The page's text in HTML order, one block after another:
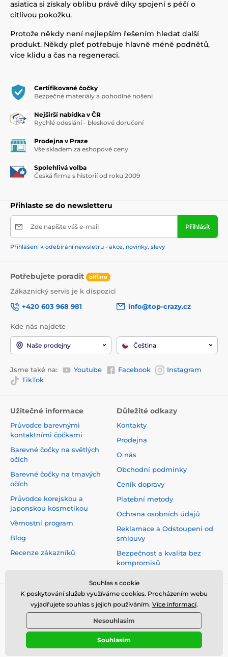
asiatica si získaly oblibu právě díky spojení s péčí o
citlivou pokožku.
Protože někdy není nejlepším řešením hledat další
produkt. Někdy pleť potřebuje hlavně méně podnětů,
více klidu a čas na regeneraci.
Certifikované čočky
Bezpečné materiály a pohodlné nošení
Nejširší nabídka v ČR
Rychlé odeslání - bleskové doručení
Prodejna v Praze
Vše skladem za eshopové ceny
Spolehlivá volba
Česká firma s historií od roku 2009
Přihlaste se do newsletteru
Zde napište váš e-mail Přihlásit
Přihlášení k odebírání newsletru - akce, novinky, slevy
Potřebujete poradit offline
Zákaznický servis je k dispozici
+420 603 968 981
info@top-crazy.cz
Kde nás najdete
Naše prodejny Čeština
Jsme také na: Youtube Facebook
Instagram
TikTok
Užitečné informace
Průvodce barevnými
kontaktními čočkami
Barevné čočky na světlých
očích
Barevné čočky na tmavých
očích
Průvodce korejskou a
japonskou kosmetikou
Věrnostní program
Blog
Recenze zákazníků
Důležité odkazy
Kontakty
Prodejna
O nás
Obchodní podmínky
Ceník dopravy
Platební metody
Ochrana osobních údajů
Reklamace a Odstoupení od
smlouvy
Bezpečnost a kvalita bez
kompromisů
© 2026 www.top-crazy.cz ⦁ E-shop vytvořila
Souhlas s cookie
K poskytování služeb využíváme cookies. Procházením webu
vyjadřujete souhlas s jejich používáním. Více informací.
Nesouhlasím
Souhlasím